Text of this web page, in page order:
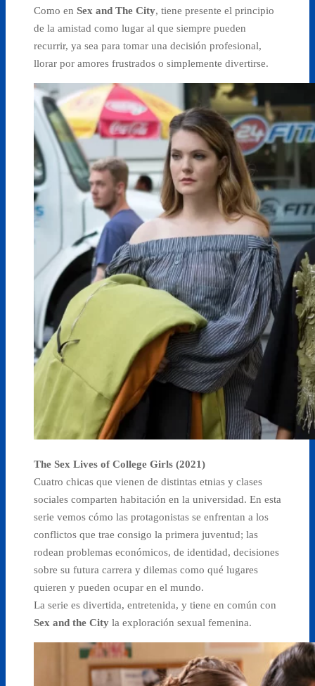
Como en Sex and The City, tiene presente el principio
de la amistad como lugar al que siempre pueden
recurrir, ya sea para tomar una decisión profesional,
llorar por amores frustrados o simplemente divertirse.
The Sex Lives of College Girls (2021)
Cuatro chicas que vienen de distintas etnias y clases
sociales comparten habitación en la universidad. En esta
serie vemos cómo las protagonistas se enfrentan a los
conflictos que trae consigo la primera juventud; las
rodean problemas económicos, de identidad, decisiones
sobre su futura carrera y dilemas como qué lugares
quieren y pueden ocupar en el mundo.
La serie es divertida, entretenida, y tiene en común con
Sex and the City la exploración sexual femenina.